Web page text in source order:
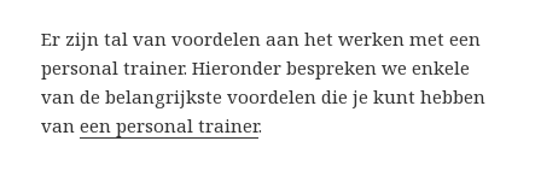
Er zijn tal van voordelen aan het werken met een
personal trainer. Hieronder bespreken we enkele
van de belangrijkste voordelen die je kunt hebben
vaneen personal trainer.